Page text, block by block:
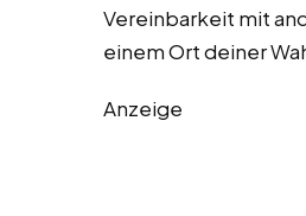
Vereinbarkeit mit
einem Ort deiner
Anzeige